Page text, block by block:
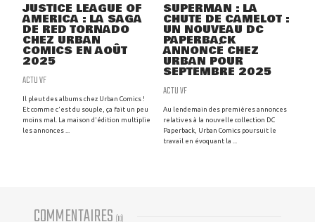
JUSTICE LEAGUE OF
AMERICA : LA SAGA
DE RED TORNADO
CHEZ URBAN
COMICS EN AOÛT
2025
ACTU VF
Il pleut des albums chez Urban Comics !
Et comme c'est du souple, ça fait un peu
moins mal. La maison d'édition multiplie
les annonces ...
SUPERMAN : LA
CHUTE DE CAMELOT :
UN NOUVEAU DC
PAPERBACK
ANNONCÉ CHEZ
URBAN POUR
SEPTEMBRE 2025
ACTU VF
Au lendemain des premières annonces
relatives à la nouvelle collection DC
Paperback, Urban Comics poursuit le
travail en évoquant la ...
COMMENTAIRES (10)